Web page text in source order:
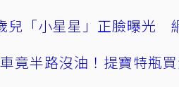
兒「小星星」正臉曝光
竟半路沒油！提寶特瓶